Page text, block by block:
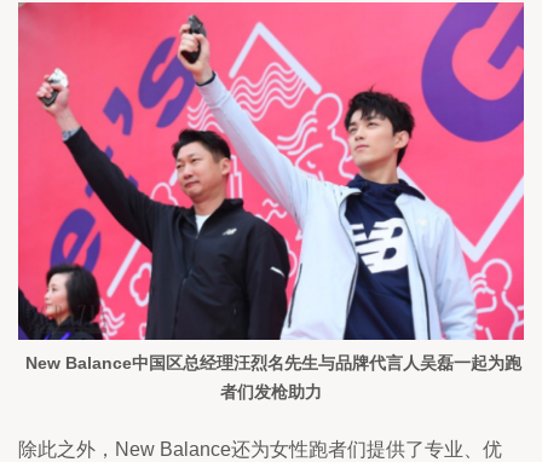
New Balance中国区总经理汪烈名先生与品牌代言人吴磊一起为跑
者们发枪助力
除此之外，New Balance还为女性跑者们提供了专业、优